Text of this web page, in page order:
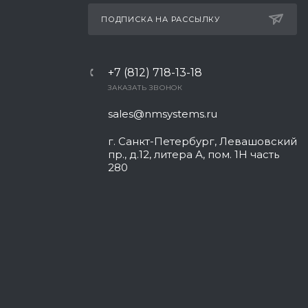
ПОДПИСКА НА РАССЫЛКУ
+7 (812) 718-13-18
ЗАКАЗАТЬ ЗВОНОК
sales@nmsystems.ru
г. Санкт-Петербург, Левашовский
пр., д.12, литера А, пом. 1Н часть
280